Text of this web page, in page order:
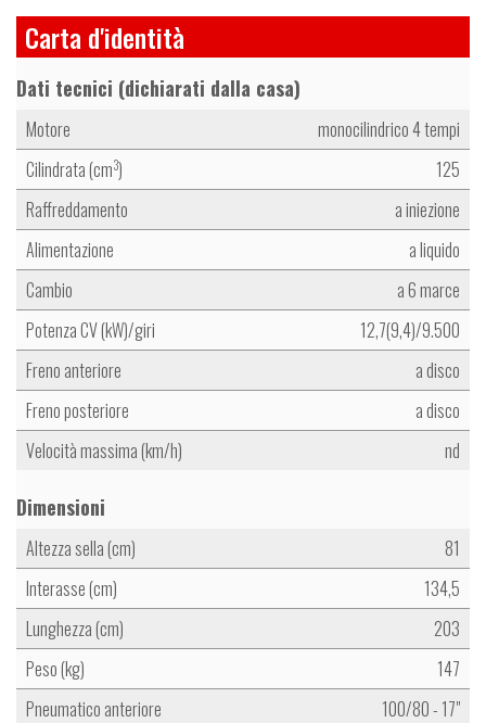
Carta d'identità
Dati tecnici (dichiarati dalla casa)
Motore
monocilindrico 4 tempi
Cilindrata (cm3)
125
Raffreddamento
a iniezione
Alimentazione
a liquido
Cambio
a 6 marce
Potenza CV (kW)/giri
12,7(9,4)/9.500
Freno anteriore
a disco
Freno posteriore
a disco
Velocità massima (km/h)
nd
Dimensioni
Altezza sella (cm)
81
Interasse (cm)
134,5
Lunghezza (cm)
203
Peso (kg)
147
Pneumatico anteriore
100/80 - 17"